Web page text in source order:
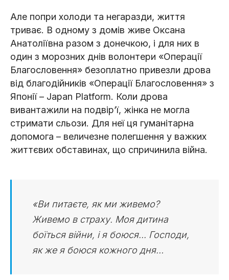
Але попри холоди та негаразди, життя
триває. В одному з домів живе Оксана
Анатоліївна разом з донечкою, і для них в
один з морозних днів волонтери «Операції
Благословення» безоплатно привезли дрова
від благодійників «Операції Благословення» з
Японії – Japan Platform. Коли дрова
вивантажили на подвірʼї, жінка не могла
стримати сльози. Для неї ця гуманітарна
допомога – величезне полегшення у важких
життєвих обставинах, що спричинила війна.
«Ви питаєте, як ми живемо?
Живемо в страху. Моя дитина
боїться війни, і я боюся... Господи,
як же я боюся кожного дня…